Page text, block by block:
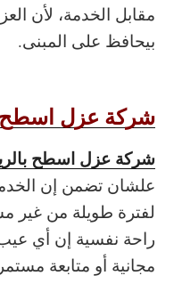
مقابل الخدمة، لأن
بيحافظ على المبنى.
شركة عزل اسطح
شركة عزل اسطح
علشان تضمن إن
لفترة طويلة من غير
راحة نفسية إن أي
مجانية أو متابعة